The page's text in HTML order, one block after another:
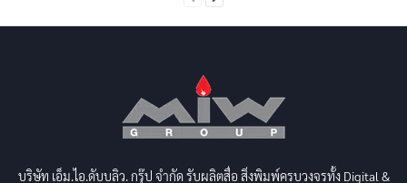
บริษัท เอ็ม.ไอ.ดับบลิว. กรุ๊ป จำกัด รับผลิตสื่อ สิ่งพิมพ์ครบวงจรทั้ง Digital &